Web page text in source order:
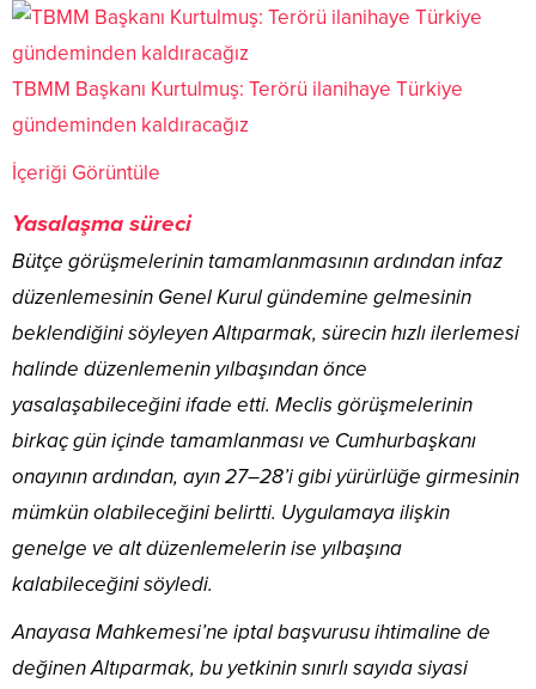
TBMM Başkanı Kurtulmuş: Terörü ilanihaye Türkiye
gündeminden kaldıracağız
İçeriği Görüntüle
Yasalaşma süreci
Bütçe görüşmelerinin tamamlanmasının ardından infaz
düzenlemesinin Genel Kurul gündemine gelmesinin
beklendiğini söyleyen Altıparmak, sürecin hızlı ilerlemesi
halinde düzenlemenin yılbaşından önce
yasalaşabileceğini ifade etti. Meclis görüşmelerinin
birkaç gün içinde tamamlanması ve Cumhurbaşkanı
onayının ardından, ayın 27–28’i gibi yürürlüğe girmesinin
mümkün olabileceğini belirtti. Uygulamaya ilişkin
genelge ve alt düzenlemelerin ise yılbaşına
kalabileceğini söyledi.
Anayasa Mahkemesi’ne iptal başvurusu ihtimaline de
değinen Altıparmak, bu yetkinin sınırlı sayıda siyasi